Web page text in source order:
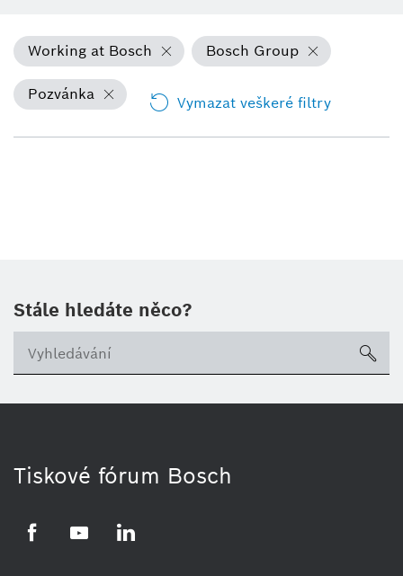
Working at Bosch Bosch Group
Pozvánka Vymazat veškeré filtry
Stále hledáte něco?
Tiskové fórum Bosch